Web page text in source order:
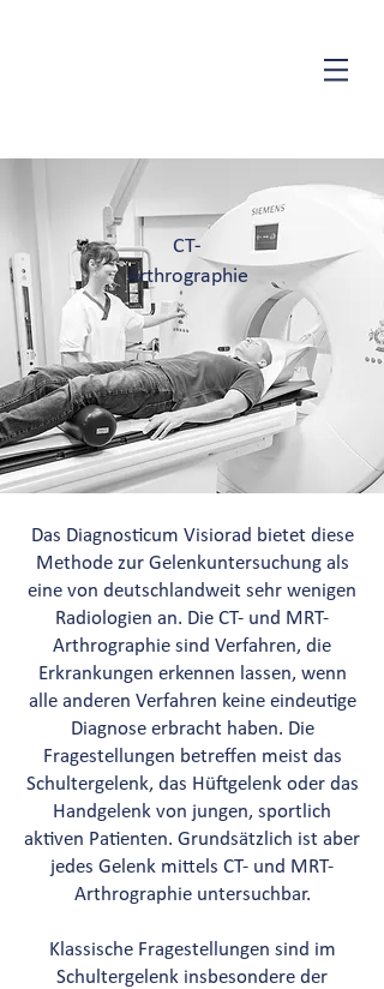
CT-
Arthrographie
Das Diagnosticum Visiorad bietet diese
Methode zur Gelenkuntersuchung als
eine von deutschlandweit sehr wenigen
Radiologien an. Die CT- und MRT-
Arthrographie sind Verfahren, die
Erkrankungen erkennen lassen, wenn
alle anderen Verfahren keine eindeutige
Diagnose erbracht haben. Die
Fragestellungen betreffen meist das
Schultergelenk, das Hüftgelenk oder das
Handgelenk von jungen, sportlich
aktiven Patienten. Grundsätzlich ist aber
jedes Gelenk mittels CT- und MRT-
Arthrographie untersuchbar.
Klassische Fragestellungen sind im
Schultergelenk insbesondere der